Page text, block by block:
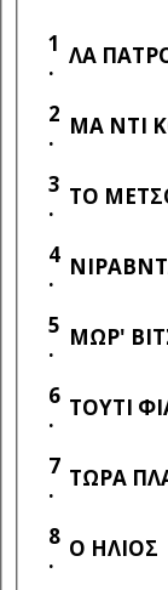
1 ΛΑ
2 ΜΑ ΝΤΙ
3 ΤΟ
4
5 ΜΩΡ'
6 ΤΟΥΤΙ
7 ΤΩΡΑ
8 Ο ΗΛΙΟΣ